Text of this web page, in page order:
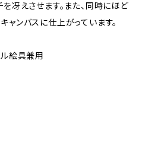
を冴えさせます。また、同時にほど
ャンバスに仕上がっています。
絵具兼用